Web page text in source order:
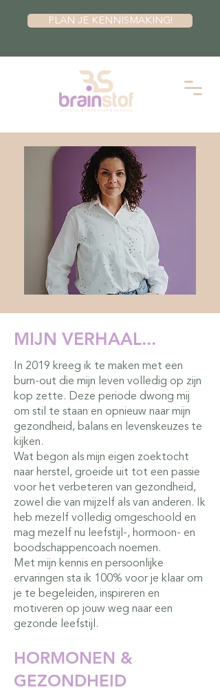
PLAN JE KENNISMAKING!
MIJN VERHAAL...
In 2019 kreeg ik te maken met een
burn-out die mijn leven volledig op zijn
kop zette. Deze periode dwong mij
om stil te staan en opnieuw naar mijn
gezondheid, balans en levenskeuzes te
kijken.
Wat begon als mijn eigen zoektocht
naar herstel, groeide uit tot een passie
voor het verbeteren van gezondheid,
zowel die van mijzelf als van anderen. Ik
heb mezelf volledig omgeschoold en
mag mezelf nu leefstijl-, hormoon- en
boodschappencoach noemen.
Met mijn kennis en persoonlijke
ervaringen sta ik 100% voor je klaar om
je te begeleiden, inspireren en
motiveren op jouw weg naar een
gezonde leefstijl.
HORMONEN &
GEZONDHEID